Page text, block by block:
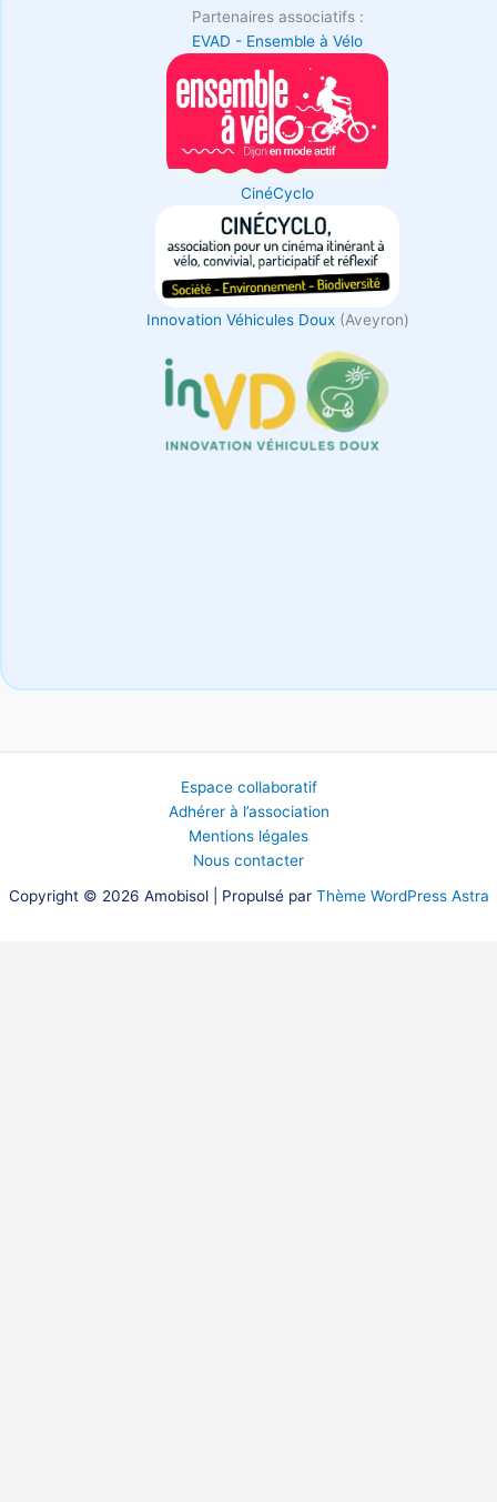
Partenaires associatifs :
EVAD - Ensemble à Vélo
CinéCyclo
Innovation Véhicules Doux(Aveyron)
Espace collaboratif
Adhérer à l’association
Mentions légales
Nous contacter
Copyright © 2026 Amobisol | Propulsé par Thème WordPress Astra